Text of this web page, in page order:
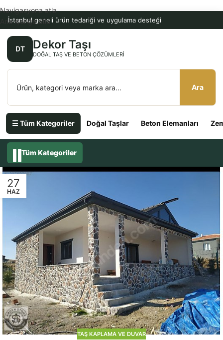
İstanbul geneli ürün tedariği ve uygulama desteği
DT Dekor Taşı
DOĞAL TAŞ VE BETON ÇÖZÜMLERI
Ara
☰ Tüm Kategoriler Doğal Taşlar Beton Elemanları
Navigasyona atla
Ana içeriğe atla
Tüm Kategoriler
27
HAZ
TAŞ KAPLAMA VE DUVAR